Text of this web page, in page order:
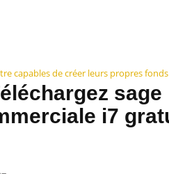
capables de créer leurs propres fonds
sage
i7